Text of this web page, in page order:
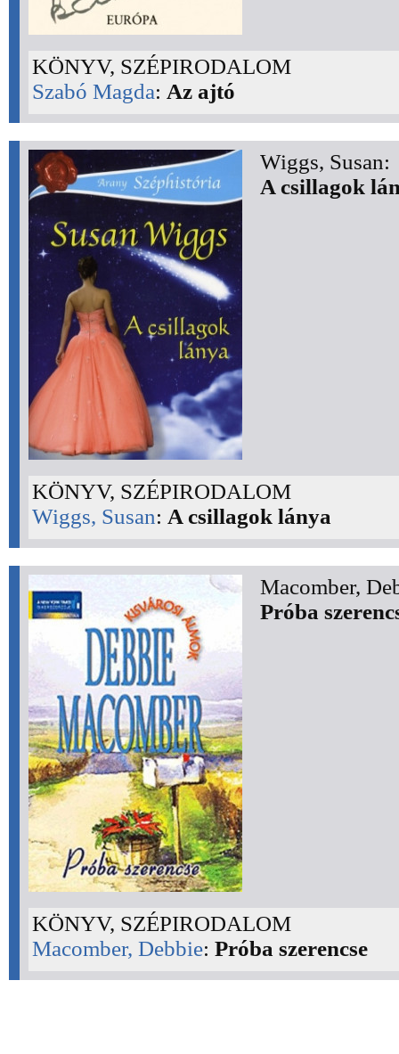
KÖNYV, SZÉPIRODALOM
Szabó Magda: Az ajtó
Wiggs, Susan:
A csillagok
KÖNYV, SZÉPIRODALOM
Wiggs, Susan: A csillagok lánya
Macomber,
Próba
KÖNYV, SZÉPIRODALOM
Macomber, Debbie: Próba szerencse